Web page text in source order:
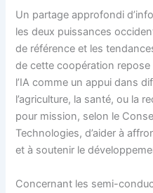
Un partage approfondi
les deux puissances
de référence et les
de cette coopération repose
l’IA comme un appui dans
l’agriculture, la santé, ou la
pour mission, selon le
Technologies, d’aider à
et à soutenir le
Concernant les semi-